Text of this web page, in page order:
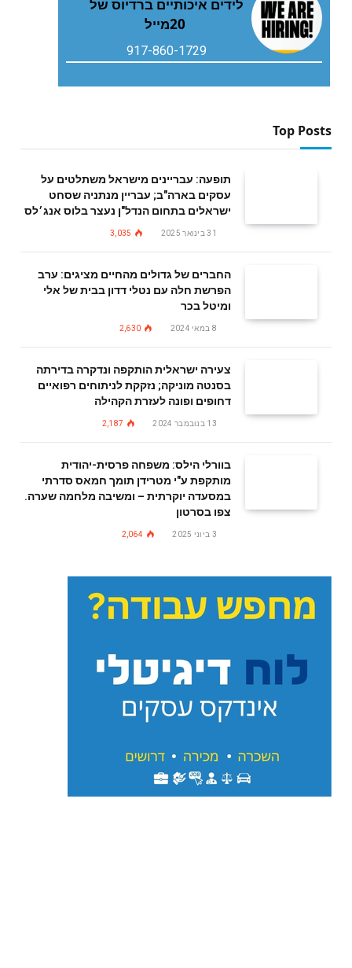
‬20‭ ‬מייל
917-860-1729
Top Posts
תופעה: עבריינים מישראל משתלטים על
עסקים בארה"ב; עבריין מנתניה שסחט
ישראלים בתחום הנדל"ן נעצר בלוס אנג׳לס
31 בינואר 2025 3,035
החברים של גדולים מהחיים מציגים: ערב
הפרשת חלה עם נטלי דדון בבית של אלי
ומיטל בכר
8 במאי 2024 2,630
צעירה ישראלית הותקפה ונדקרה בדירתה
בסנטה מוניקה; נזקקת לניתוחים רפואיים
דחופים ופונה לעזרת הקהילה
13 בנובמבר 2024 2,187
בוורלי הילס: משפחה פרסית-יהודית
מותקפת ע"י מטרידן תומך חמאס סדרתי
במסעדה יוקרתית – ומשיבה מלחמה שערה.
צפו בסרטון
3 ביוני 2025 2,064